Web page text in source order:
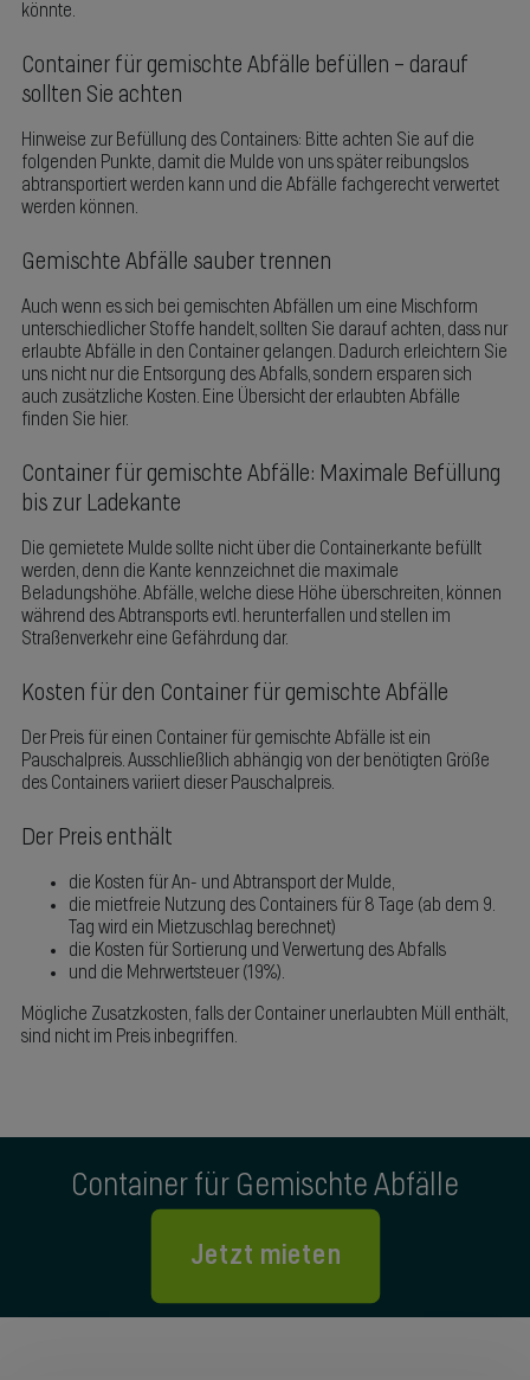
könnte.
Container für gemischte Abfälle befüllen – darauf
sollten Sie achten
Hinweise zur Befüllung des Containers: Bitte achten Sie auf die
folgenden Punkte, damit die Mulde von uns später reibungslos
abtransportiert werden kann und die Abfälle fachgerecht verwertet
werden können.
Gemischte Abfälle sauber trennen
Auch wenn es sich bei gemischten Abfällen um eine Mischform
unterschiedlicher Stoffe handelt, sollten Sie darauf achten, dass nur
erlaubte Abfälle in den Container gelangen. Dadurch erleichtern Sie
uns nicht nur die Entsorgung des Abfalls, sondern ersparen sich
auch zusätzliche Kosten. Eine Übersicht der erlaubten Abfälle
finden Sie hier.
Container für gemischte Abfälle: Maximale Befüllung
bis zur Ladekante
Die gemietete Mulde sollte nicht über die Containerkante befüllt
werden, denn die Kante kennzeichnet die maximale
Beladungshöhe. Abfälle, welche diese Höhe überschreiten, können
während des Abtransports evtl. herunterfallen und stellen im
Straßenverkehr eine Gefährdung dar.
Kosten für den Container für gemischte Abfälle
Der Preis für einen Container für gemischte Abfälle ist ein
Pauschalpreis. Ausschließlich abhängig von der benötigten Größe
des Containers variiert dieser Pauschalpreis.
Der Preis enthält
die Kosten für An- und Abtransport der Mulde,
die mietfreie Nutzung des Containers für 8 Tage (ab dem 9.
Tag wird ein Mietzuschlag berechnet)
die Kosten für Sortierung und Verwertung des Abfalls
und die Mehrwertsteuer (19%).
Mögliche Zusatzkosten, falls der Container unerlaubten Müll enthält,
sind nicht im Preis inbegriffen.
Container für Gemischte Abfälle
Jetzt mieten